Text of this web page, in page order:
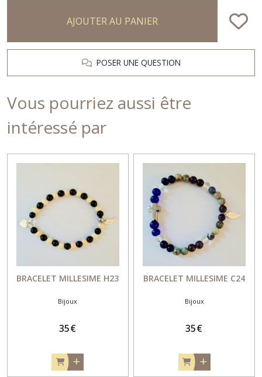
AJOUTER AU PANIER
POSER UNE QUESTION
Vous pourriez aussi être
intéressé par
BRACELET MILLESIME H23
Bijoux
35€
BRACELET MILLESIME C24
Bijoux
35€